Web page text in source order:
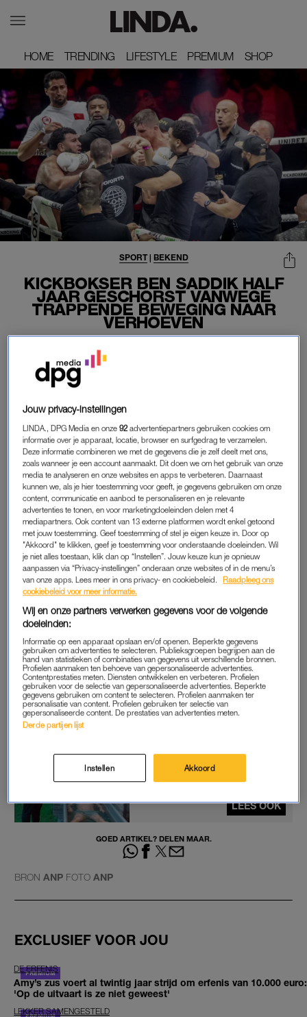
HOME
HOME TRENDING
TRENDING LIFESTYLE
LIFESTYLE PREMIUM
PREMIUM SHOP
SHOP
KICKBOKSER BEN SADDIK HALF
JAAR GESCHORST VANWEGE
TRAPPENDE BEWEGING NAAR
VERHOEVEN
SPORT| BEKEND
22-05-2024 | ANNA NEELTJE DE BOER
Kickboksorganisatie Glory heeft
een half jaar geschorst. De 33-jarige Belg krijgt die straf
voor een trappende beweging naar Rico Verhoeven.
Gat gebeurde na afloop van de wedstrijd van Verhoeven tegen
Nabil Khachab op 9 maart in de Gelredome in Arnhem.
JAMAL BEN SADDIK
Ben Saddik stond als begeleider in de hoek van Khachab. Hij
trapte vlak na die halve eindstrijd richting het hoofd van
Verhoeven, die vervolgens op de vuist wilde met zijn
aartsrivaal. Toegesnelde beveiligers voorkwamen dat.
Verhoeven zei na afloop dat Ben Saddik verbannen moest
worden uit de sport. Glory kwam in samenwerking met de
Vechtsport Autoriteit uit op een straf van een half jaar. “De
acties van Ben Saddik hadden geweld kunnen uitlokken en
schade kunnen veroorzaken bij deelnemers, fans en officials”,
aldus de organisator.
https://www.youtube.com/watch?v=JBlDqffzv6M
Verhoeven in 'Rooijakkers over
LEES OOK
GOED ARTIKEL? DELEN MAAR.
BRON ANP FOTO ANP
EXCLUSIEF VOOR JOU
DE ERFENIS
Amy’s zus voert al twintig jaar strijd om erfenis van 10.000 euro:
'Op de uitvaart is ze niet geweest'
LEKKER SAMENGESTELD
Jouw privacy-instellingen
LINDA., DPG Media en onze92 advertentiepartners gebruiken cookies om
informatie over je apparaat, locatie, browser en surfgedrag te verzamelen.
Deze informatie combineren we met de gegevens die je zelf deelt met ons,
zoals wanneer je een account aanmaakt. Dit doen we om het gebruik van onze
media te analyseren en onze websites en apps te verbeteren. Daarnaast
kunnen we, als je hier toestemming voor geeft, je gegevens gebruiken om onze
content, communicatie en aanbod te personaliseren en je relevante
advertenties te tonen, en voor marketingdoeleinden delen met 4
mediapartners. Ook content van 13 externe platformen wordt enkel getoond
met jouw toestemming. Geef toestemming of stel je eigen keuze in. Door op
"Akkoord" te klikken, geef je toestemming voor onderstaande doeleinden. Wil
je niet alles toestaan, klik dan op “Instellen”. Jouw keuze kun je opnieuw
aanpassen via “Privacy-instellingen” onderaan onze websites of in de menu’s
van onze apps. Lees meer in ons privacy- en cookiebeleid.
Raadpleeg ons
cookiebeleid voor meer informatie.
Wij en onze partners verwerken gegevens voor de volgende
doeleinden:
Informatie op een apparaat opslaan en/of openen. Beperkte gegevens
gebruiken om advertenties te selecteren. Publieksgroepen begrijpen aan de
hand van statistieken of combinaties van gegevens uit verschillende bronnen.
Profielen aanmaken ten behoeve van gepersonaliseerde advertenties.
Contentprestaties meten. Diensten ontwikkelen en verbeteren. Profielen
gebruiken voor de selectie van gepersonaliseerde advertenties. Beperkte
gegevens gebruiken om content te selecteren. Profielen aanmaken ter
personalisatie van content. Profielen gebruiken ter selectie van
gepersonaliseerde content. De prestaties van advertenties meten.
Derde partijen lijst
Instellen Akkoord